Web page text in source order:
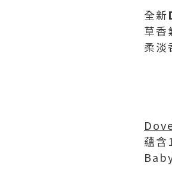
全新
草香
柔淡
蘊含